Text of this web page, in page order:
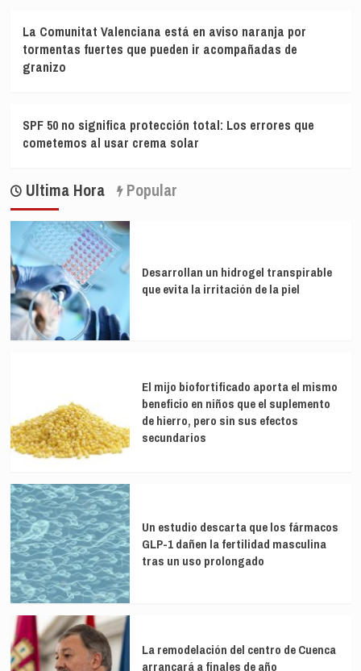
La Comunitat Valenciana está en aviso naranja por
tormentas fuertes que pueden ir acompañadas de
granizo
SPF 50 no significa protección total: Los errores que
cometemos al usar crema solar
Ultima Hora Popular
Desarrollan un hidrogel transpirable
que evita la irritación de la piel
El mijo biofortificado aporta el mismo
beneficio en niños que el suplemento
de hierro, pero sin sus efectos
secundarios
Un estudio descarta que los fármacos
GLP-1 dañen la fertilidad masculina
tras un uso prolongado
La remodelación del centro de Cuenca
arrancará a finales de año